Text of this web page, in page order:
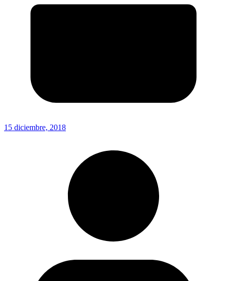
15 diciembre, 2018